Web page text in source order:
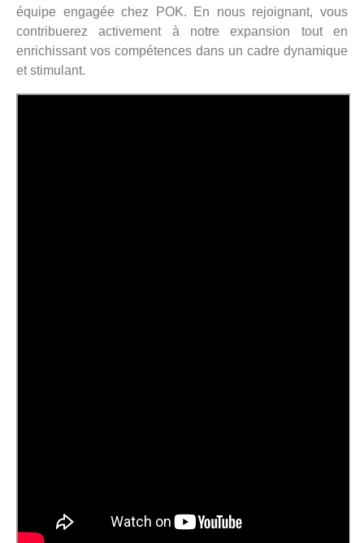
équipe engagée chez POK. En nous rejoignant, vous
contribuerez activement à notre expansion tout en
enrichissant vos compétences dans un cadre dynamique
et stimulant.